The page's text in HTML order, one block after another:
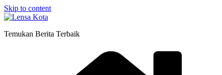
Skip to content
Temukan Berita Terbaik